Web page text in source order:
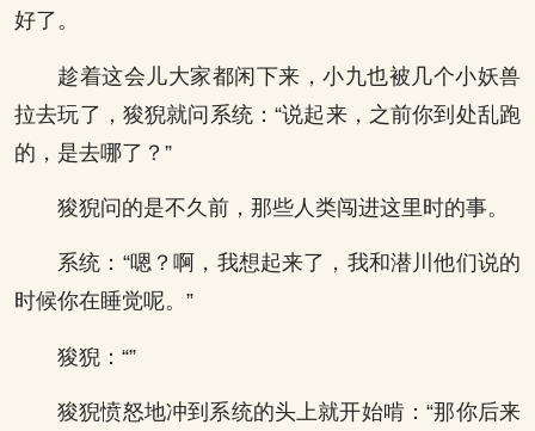
好了。
趁着这会儿大家都闲下来，小九也被几个小妖兽
拉去玩了，狻猊就问系统：“说起来，之前你到处乱跑
的，是去哪了？”
狻猊问的是不久前，那些人类闯进这里时的事。
系统：“嗯？啊，我想起来了，我和潜川他们说的
时候你在睡觉呢。”
狻猊：“”
狻猊愤怒地冲到系统的头上就开始啃：“那你后来